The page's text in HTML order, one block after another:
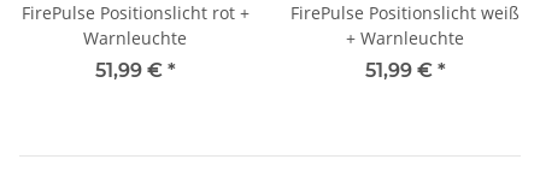
FirePulse Positionslicht rot +
Warnleuchte
51,99 € *
FirePulse Positionslicht weiß
+ Warnleuchte
51,99 € *